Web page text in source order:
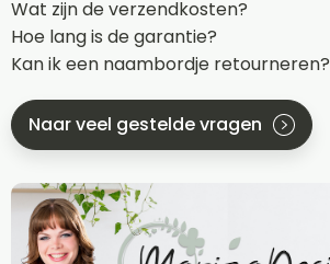
Wat zijn de verzendkosten?
Hoe lang is de garantie?
Kan ik een naambordje retourneren?
Naar veel gestelde vragen